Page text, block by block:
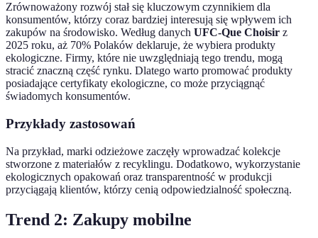
Zrównoważony rozwój stał się kluczowym czynnikiem dla
konsumentów, którzy coraz bardziej interesują się wpływem ich
zakupów na środowisko. Według danych UFC-Que Choisir z
2025 roku, aż 70% Polaków deklaruje, że wybiera produkty
ekologiczne. Firmy, które nie uwzględniają tego trendu, mogą
stracić znaczną część rynku. Dlatego warto promować produkty
posiadające certyfikaty ekologiczne, co może przyciągnąć
świadomych konsumentów.
Przykłady zastosowań
Na przykład, marki odzieżowe zaczęły wprowadzać kolekcje
stworzone z materiałów z recyklingu. Dodatkowo, wykorzystanie
ekologicznych opakowań oraz transparentność w produkcji
przyciągają klientów, którzy cenią odpowiedzialność społeczną.
Trend 2: Zakupy mobilne